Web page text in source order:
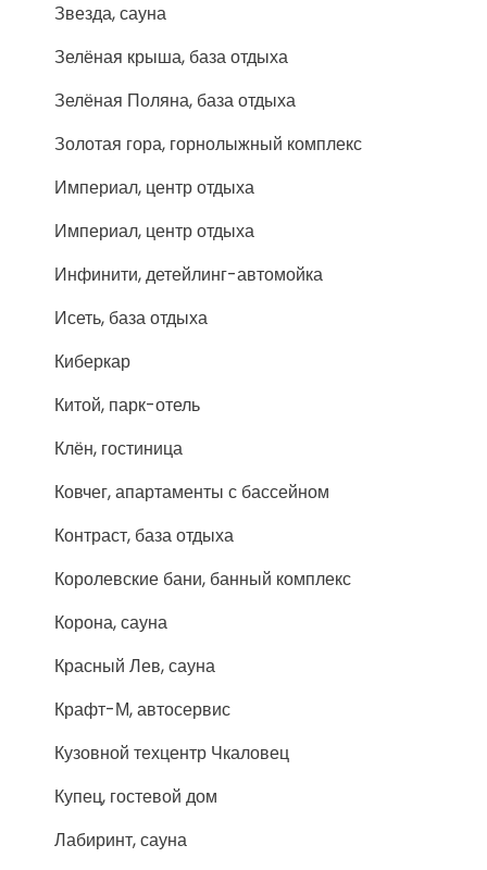
Звезда, сауна
Зелёная крыша, база отдыха
Зелёная Поляна, база отдыха
Золотая гора, горнолыжный комплекс
Империал, центр отдыха
Империал, центр отдыха
Инфинити, детейлинг-автомойка
Исеть, база отдыха
Киберкар
Китой, парк-отель
Клён, гостиница
Ковчег, апартаменты с бассейном
Контраст, база отдыха
Королевские бани, банный комплекс
Корона, сауна
Красный Лев, сауна
Крафт-М, автосервис
Кузовной техцентр Чкаловец
Купец, гостевой дом
Лабиринт, сауна